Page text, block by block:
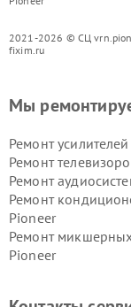
2021-2026 © СЦ
fixim.ru
Мы
Ремонт
Ремонт
Ремонт
Ремонт
Pioneer
Ремонт
Pioneer